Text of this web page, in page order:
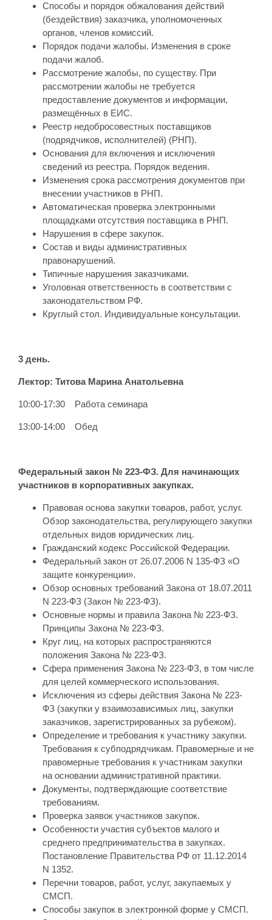
Способы и порядок обжалования действий
(бездействия) заказчика, уполномоченных
органов, членов комиссий.
Порядок подачи жалобы. Изменения в сроке
подачи жалоб.
Рассмотрение жалобы, по существу. При
рассмотрении жалобы не требуется
предоставление документов и информации,
размещённых в ЕИС.
Реестр недобросовестных поставщиков
(подрядчиков, исполнителей) (РНП).
Основания для включения и исключения
сведений из реестра. Порядок ведения.
Изменения срока рассмотрения документов при
внесении участников в РНП.
Автоматическая проверка электронными
площадками отсутствия поставщика в РНП.
Нарушения в сфере закупок.
Состав и виды административных
правонарушений.
Типичные нарушения заказчиками.
Уголовная ответственность в соответствии с
законодательством РФ.
Круглый стол. Индивидуальные консультации.
3 день.
Лектор: Титова Марина Анатольевна
10:00-17:30 Работа семинара
13:00-14:00 Обед
Федеральный закон № 223-ФЗ. Для начинающих
участников в корпоративных закупках.
Правовая основа закупки товаров, работ, услуг.
Обзор законодательства, регулирующего закупки
отдельных видов юридических лиц.
Гражданский кодекс Российской Федерации.
Федеральный закон от 26.07.2006 N 135-ФЗ «О
защите конкуренции».
Обзор основных требований Закона от 18.07.2011
N 223-ФЗ (Закон № 223-ФЗ).
Основные нормы и правила Закона № 223-ФЗ.
Принципы Закона № 223-ФЗ.
Круг лиц, на которых распространяются
положения Закона № 223-ФЗ.
Сфера применения Закона № 223-ФЗ, в том числе
для целей коммерческого использования.
Исключения из сферы действия Закона № 223-
ФЗ (закупки у взаимозависимых лиц, закупки
заказчиков, зарегистрированных за рубежом).
Определение и требования к участнику закупки.
Требования к субподрядчикам. Правомерные и не
правомерные требования к участникам закупки
на основании административной практики.
Документы, подтверждающие соответствие
требованиям.
Проверка заявок участников закупок.
Особенности участия субъектов малого и
среднего предпринимательства в закупках.
Постановление Правительства РФ от 11.12.2014
N 1352.
Перечни товаров, работ, услуг, закупаемых у
СМСП.
Способы закупок в электронной форме у СМСП.